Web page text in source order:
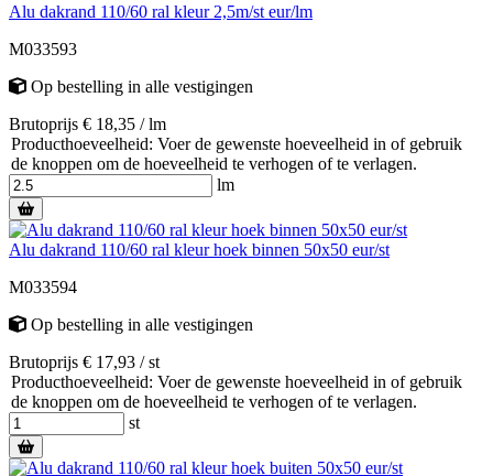
Alu dakrand 110/60 ral kleur 2,5m/st eur/lm
M033593
Op bestelling in alle vestigingen
Brutoprijs € 18,35 / lm
Producthoeveelheid: Voer de gewenste hoeveelheid in of gebruik
de knoppen om de hoeveelheid te verhogen of te verlagen.
lm
Alu dakrand 110/60 ral kleur hoek binnen 50x50 eur/st
M033594
Op bestelling in alle vestigingen
Brutoprijs € 17,93 / st
Producthoeveelheid: Voer de gewenste hoeveelheid in of gebruik
de knoppen om de hoeveelheid te verhogen of te verlagen.
st